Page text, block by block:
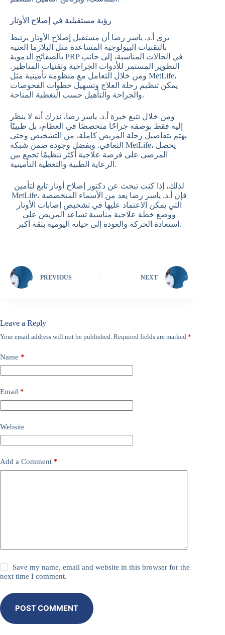
رؤية مستقبلية في إصلاح الأوتار
يرى أ.د. ياسر رضا أن مستقبل إصلاح الأوتار يرتبط
بالتقنيات البيولوجية المساعدة مثل البلازما الغنية
بالصفائح الدموية PRP في الحالات المناسبة، إلى جانب
التطوير المستمر للأدوات الجراحية وتقنيات المناظير.
ومن خلال التعامل مع منظومة تأمينية مثل MetLife،
يمكن تنظيم رحلة العلاج وتسهيل خطوات الفحوصات
والجراحة والتأهيل حسب التغطية المتاحة.
ومن خلال تتبع خبرة أ.د. ياسر رضا، ندرك أنه لا ينظر
إليه فقط بوصفه جراحًا متخصصًا في العظام، بل طبيبًا
يهتم بتفاصيل رحلة المريض كاملة، من التشخيص وحتى
التعافي. وبفضل وجوده ضمن شبكة MetLife، يحصل
المرضى على فرصة علاجية أكثر تنظيمًا تجمع بين
الرعاية الطبية والتغطية التأمينية.
لذلك، إذا كنت تبحث عن دكتور إصلاح أوتار تابع لتأمين
MetLife، فإن أ.د. ياسر رضا يعد من الأسماء المتخصصة
التي يمكن الاعتماد عليها في تشخيص إصابات الأوتار
ووضع خطة علاجية مناسبة تساعد المريض على
استعادة الحركة والعودة إلى حياته اليومية بثقة أكبر.
PREVIOUS NEXT
Leave a Reply
Your email address will not be published. Required fields are marked *
Name *
Email *
Website
Add a Comment *
Save my name, email and website in this browser for the
next time I comment.
POST COMMENT